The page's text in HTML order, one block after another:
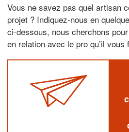
Vous ne savez pas quel artisan
projet ? Indiquez-nous en
ci-dessous, nous cherchons
en relation avec le pro qu’il vous